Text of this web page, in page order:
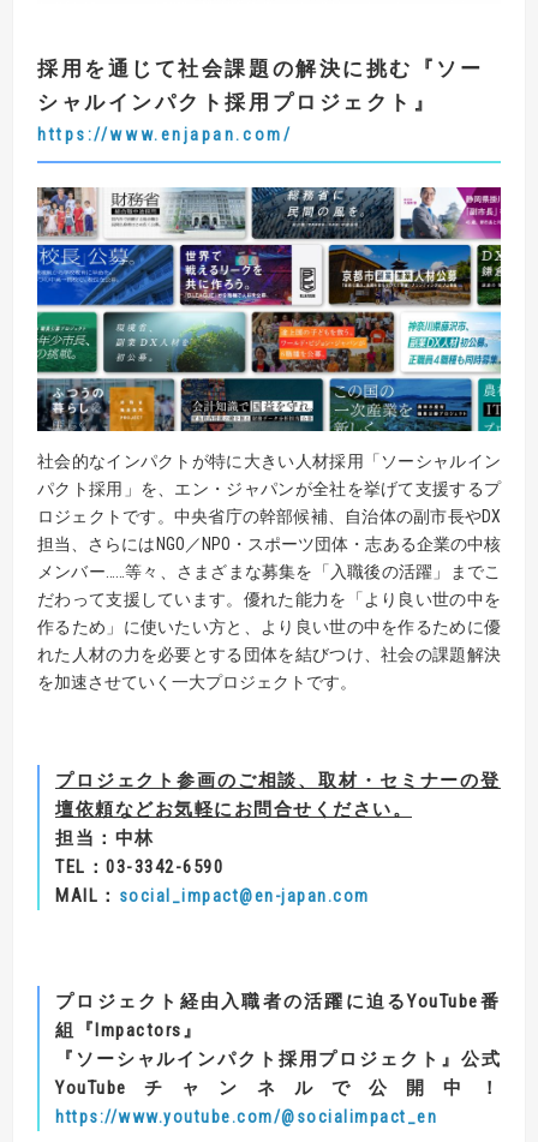
採用を通じて社会課題の解決に挑む 『 ソー
シャルインパクト採用プロジェクト 』
https://www.enjapan.com/
社会的なインパクトが特に大きい人材採用「ソーシャルイン
パクト採用」を、エン・ジャパンが全社を挙げて支援するプ
ロジェクトです。中央省庁の幹部候補、自治体の副市長やDX
担当、さらにはNGO／NPO・スポーツ団体・志ある企業の中核
メンバー……等々、さまざまな募集を「入職後の活躍」までこ
だわって支援しています。優れた能力を「より良い世の中を
作るため」に使いたい方と、より良い世の中を作るために優
れた人材の力を必要とする団体を結びつけ、社会の課題解決
を加速させていく一大プロジェクトです。
プロジェクト参画のご相談、取材・セミナーの登
壇依頼などお気軽にお問合せください。
担当：中林
TEL ： 03-3342-6590
MAIL ： social_impact@en-japan.com
プロジェクト経由入職者の活躍に迫るYouTube番
組
『Impactors』
『 ソーシャルインパクト採用プロジェクト 』 公式
YouTube チャンネルで公開中！
https://www.youtube.com/@socialimpact_en